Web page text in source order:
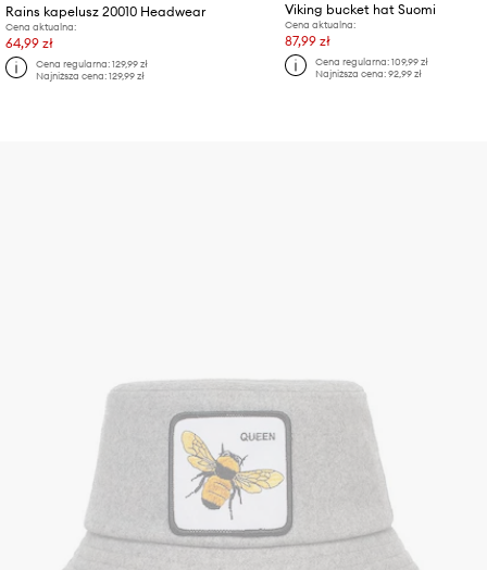
Rains kapelusz 20010 Headwear
Cena aktualna:
64,99 zł
Cena regularna:129,99 zł
Najniższa cena:129,99 zł
Viking bucket hat Suomi
Cena aktualna:
87,99 zł
Cena regularna:109,99 zł
Najniższa cena:92,99 zł